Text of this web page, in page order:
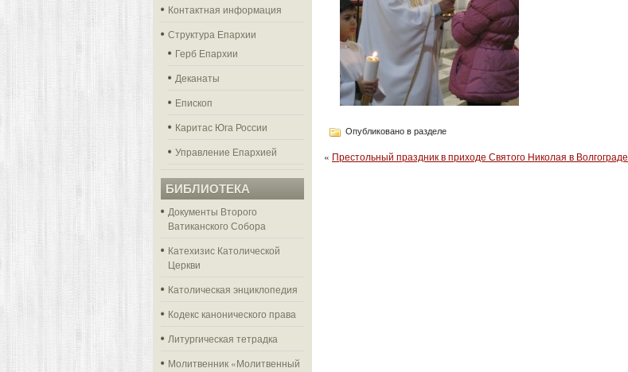
Контактная информация
Структура Епархии
Герб Епархии
Деканаты
Епископ
Каритас Юга России
Управление Епархией
БИБЛИОТЕКА
Документы Второго
Ватиканского Собора
Катехизис Католической
Церкви
Католическая энциклопедия
Кодекс канонического права
Литургическая тетрадка
Молитвенник «Молитвенный
Опубликовано в разделе
« Престольный праздник в приходе Святого Николая в Волгограде